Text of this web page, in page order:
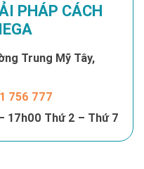
PHÁP CÁCH
Trung Mỹ Tây,
756 777
17h00 Thứ 2 – Thứ 7